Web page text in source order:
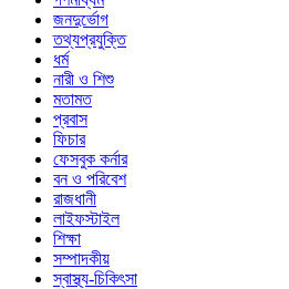
জনদুর্ভোগ
তথ্যপ্রযুক্তি
ধর্ম
নারী ও শিশু
মতামত
প্রবাস
ফিচার
ফেসবুক কর্নার
বন ও পরিবেশ
রাজধানী
লাইফস্টাইল
শিক্ষা
সম্পাদকীয়
স্বাস্থ্য-চিকিৎসা